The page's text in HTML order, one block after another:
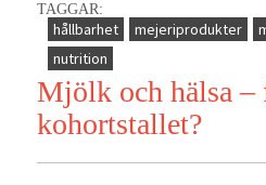
TAGGAR:
hållbarhet mejeriprodukter
nutrition
Mjölk och hälsa
kohortstallet?